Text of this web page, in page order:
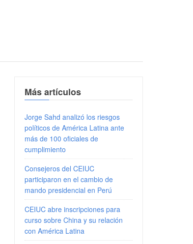
Más artículos
Jorge Sahd analizó los riesgos
políticos de América Latina ante
más de 100 oficiales de
cumplimiento
Consejeros del CEIUC
participaron en el cambio de
mando presidencial en Perú
CEIUC abre inscripciones para
curso sobre China y su relación
con América Latina